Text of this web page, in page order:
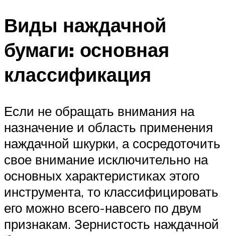
Виды наждачной
бумаги: основная
классификация
Если не обращать внимания на
назначение и область применения
наждачной шкурки, а сосредоточить
свое внимание исключительно на
основных характеристиках этого
инструмента, то классифицировать
его можно всего-навсего по двум
признакам. Зернистость наждачной